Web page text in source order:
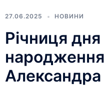
27.06.2025 НОВИНИ
Річниця дня
народження